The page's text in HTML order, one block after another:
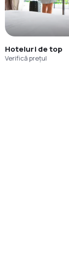
Hoteluri de top
Verifică prețul